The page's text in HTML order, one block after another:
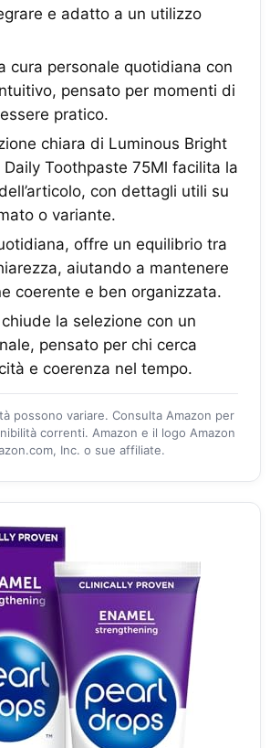
e adatto a un utilizzo
cura personale quotidiana con
pensato per momenti di
pratico.
chiara di Luminous Bright
Daily Toothpaste 75Ml facilita la
con dettagli utili su
o variante.
offre un equilibrio tra
aiutando a mantenere
coerente e ben organizzata.
la selezione con un
pensato per chi cerca
e coerenza nel tempo.
possono variare. Consulta Amazon per
correnti. Amazon e il logo Amazon
Inc. o sue affiliate.